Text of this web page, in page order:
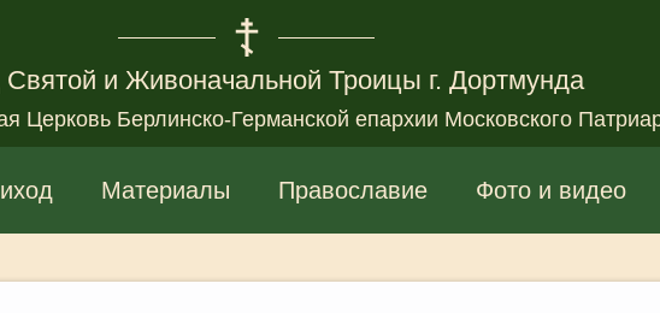
и Живоначальной Троицы г. Дортмунда
Церковь Берлинско-Германской епархии Московского
Материалы Православие Фото и видео